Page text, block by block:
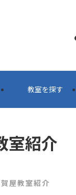
教室を探す
室紹介
屋教室紹介